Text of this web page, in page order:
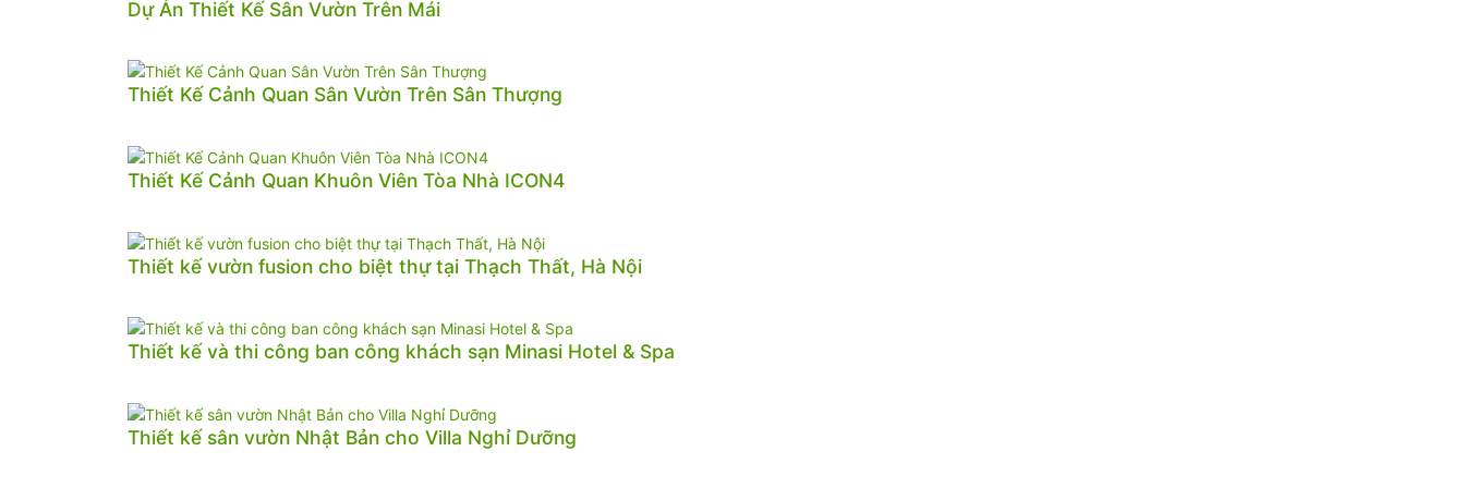
Dự Án Thiết Kế Sân Vườn Trên Mái
Thiết Kế Cảnh Quan Sân Vườn Trên Sân Thượng
Thiết Kế Cảnh Quan Khuôn Viên Tòa Nhà ICON4
Thiết kế vườn fusion cho biệt thự tại Thạch Thất, Hà Nội
Thiết kế và thi công ban công khách sạn Minasi Hotel & Spa
Thiết kế sân vườn Nhật Bản cho Villa Nghỉ Dưỡng